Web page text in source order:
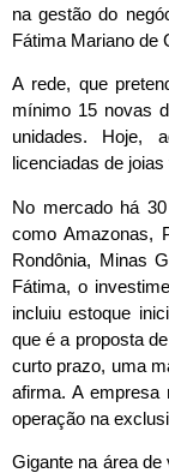
na gestão do
Fátima Mariano de
A rede, que
mínimo 15 novas
unidades. Hoje,
licenciadas de
No mercado há
como Amazonas,
Rondônia, Minas
Fátima, o
incluiu estoque
que é a proposta
curto prazo, uma
afirma. A empresa
operação na
Gigante na área